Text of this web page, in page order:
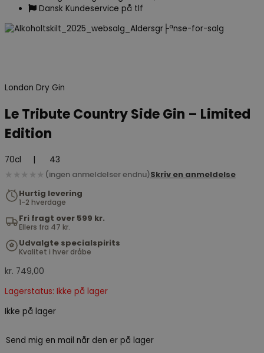
Dansk Kundeservice på tlf
London Dry Gin
Le Tribute Country Side Gin – Limited
Edition
70cl 43
★★★★★ (ingen anmeldelser endnu)Skriv en anmeldelse
Hurtig levering
1-2 hverdage
Fri fragt over 599 kr.
Ellers fra 47 kr.
Udvalgte specialspirits
Kvalitet i hver dråbe
kr. 749,00
Lagerstatus: Ikke på lager
Ikke på lager
Send mig en mail når den er på lager